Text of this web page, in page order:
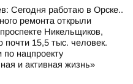
Сегодня работаю в Орске..
ремонта открыли
Никельщиков,
15,5 тыс. человек.
нацпроекту
и активная жизнь»